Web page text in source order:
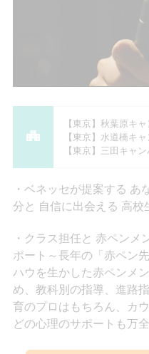
【東京】秋葉原キ
【東京】水道橋キ
【東京】三田キャ
ベネッセが提案する あ
分と 自信に出会える 高校
クラス担任と 赤ペンメ
ポート～長年の「赤ペン
ハウを生かした赤ペンメ
め、教科別の指導、進路
育のプロはもちろん、カ
どの心理のサポートも万全